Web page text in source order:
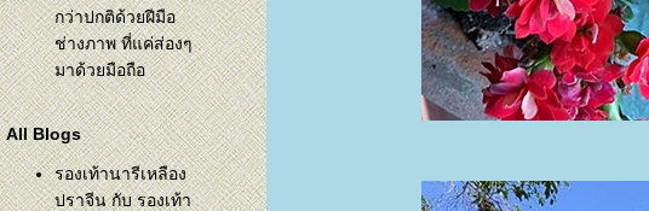
กว่าปกติด้วยฝีมือ
ช่างภาพ ที่แค่ส่องๆ
มาด้วยมือถือ
All Blogs
รองเท้านารีเหลือง
ปราจีน กับ รองเท้า